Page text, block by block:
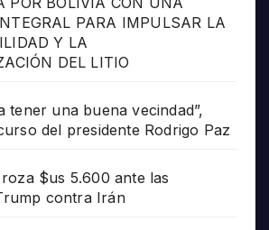
PARA IMPULSAR LA
Y LA
DEL LITIO
tener una buena vecindad”,
del presidente Rodrigo Paz
$us 5.600 ante las
contra Irán